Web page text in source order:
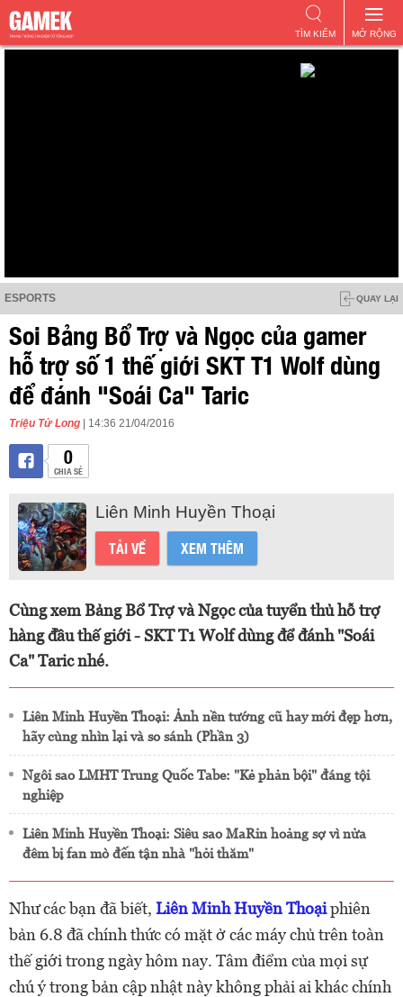
MỞ RỘNG
TÌM KIẾM
ESPORTS QUAY LẠI
Soi Bảng Bổ Trợ và Ngọc của gamer
hỗ trợ số 1 thế giới SKT T1 Wolf dùng
để đánh "Soái Ca" Taric
Triệu Tử Long | 14:36 21/04/2016
0
CHIA SẺ
Liên Minh Huyền Thoại
TẢI VỀ XEM THÊM
Cùng xem Bảng Bổ Trợ và Ngọc của tuyển thủ hỗ trợ
hàng đầu thế giới - SKT T1 Wolf dùng để đánh "Soái
Ca" Taric nhé.
Liên Minh Huyền Thoại: Ảnh nền tướng cũ hay mới đẹp hơn,
hãy cùng nhìn lại và so sánh (Phần 3)
Ngôi sao LMHT Trung Quốc Tabe: "Kẻ phản bội" đáng tội
nghiệp
Liên Minh Huyền Thoại: Siêu sao MaRin hoảng sợ vì nửa
đêm bị fan mò đến tận nhà "hỏi thăm"
Như các bạn đã biết, Liên Minh Huyền Thoạiphiên
bản 6.8 đã chính thức có mặt ở các máy chủ trên toàn
thế giới trong ngày hôm nay. Tâm điểm của mọi sự
chú ý trong bản cập nhật này không phải ai khác chính